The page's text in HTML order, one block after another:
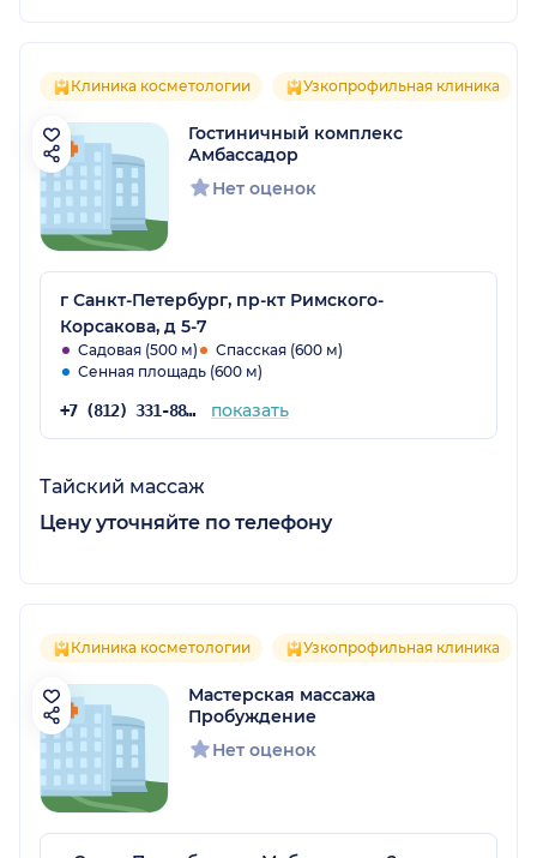
Клиника косметологии Узкопрофильная клиника
Гостиничный комплекс
Амбассадор
Нет оценок
г Санкт-Петербург, пр-кт Римского-
Корсакова, д 5-7
Садовая (500 м)
Спасская (600 м)
Сенная площадь (600 м)
+7 (812) 331-88-44 показать
Тайский массаж
Цену уточняйте по телефону
Клиника косметологии Узкопрофильная клиника
Мастерская массажа
Пробуждение
Нет оценок